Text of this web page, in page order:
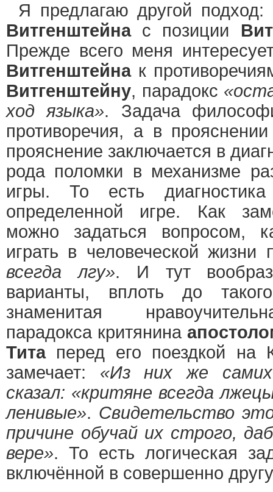
Я предлагаю другой подход:
Витгенштейнас позиции
Прежде всего меня
Витгенштейнак
Витгенштейну, парадокс
ход языка». Задача
противоречия, а в
прояснение заключается в
рода поломки в механизме
игры. То есть диагностика
определенной игре. Как
можно задаться вопросом,
играть в человеческой
всегда лгу». И тут
варианты, вплоть до
знаменитая
парадокса критянина
Титаперед его поездкой на
замечает: «Из них же
сказал: «критяне всегда
ленивые». Свидетельство
причине обучай их строго,
вере». То есть логическая
включённой в совершенно